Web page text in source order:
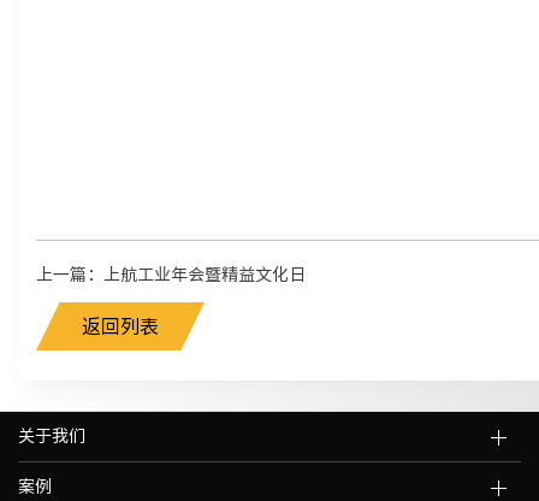
上一篇：上航工业年会暨精益文化日
返回列表
关于我们
案例